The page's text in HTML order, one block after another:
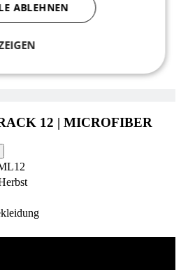
12 | MICROFIBER
ABLEHNEN
Marketing
Nich klassifiziert